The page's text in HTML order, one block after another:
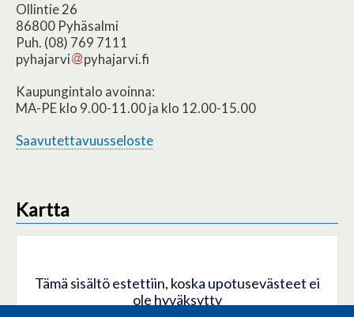
Ollintie 26
86800 Pyhäsalmi
Puh. (08) 769 7111
pyhajarvi
pyhajarvi.fi
Kaupungintalo avoinna:
MA-PE klo 9.00-11.00 ja klo 12.00-15.00
Saavutettavuusseloste
Kartta
Tämä sisältö estettiin, koska upotusevästeet ei
ole hyväksytty